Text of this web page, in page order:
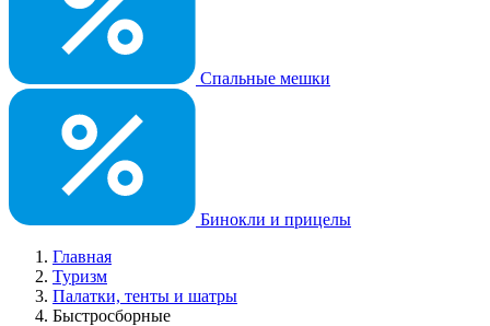
Спальные мешки
Бинокли и прицелы
Главная
Туризм
Палатки, тенты и шатры
Быстросборные